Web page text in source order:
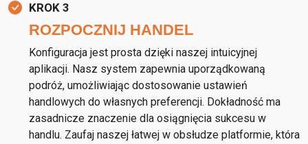
KROK 3
ROZPOCZNIJ HANDEL
Konfiguracja jest prosta dzięki naszej intuicyjnej
aplikacji. Nasz system zapewnia uporządkowaną
podróż, umożliwiając dostosowanie ustawień
handlowych do własnych preferencji. Dokładność ma
zasadnicze znaczenie dla osiągnięcia sukcesu w
handlu. Zaufaj naszej łatwej w obsłudze platformie, która